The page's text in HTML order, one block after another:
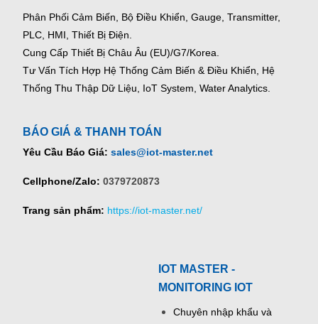
Phân Phối Cảm Biến, Bộ Điều Khiển, Gauge, Transmitter,
PLC, HMI, Thiết Bị Điện.
Cung Cấp Thiết Bị Châu Âu (EU)/G7/Korea.
Tư Vấn Tích Hợp Hệ Thống Cảm Biến & Điều Khiển, Hệ
Thống Thu Thập Dữ Liệu, IoT System, Water Analytics.
BÁO GIÁ & THANH TOÁN
Yêu Cầu Báo Giá: sales@iot-master.net
Cellphone/Zalo: 0379720873
Trang sản phẩm: https://iot-master.net/
IOT MASTER -
MONITORING IOT
Chuyên nhập khẩu và